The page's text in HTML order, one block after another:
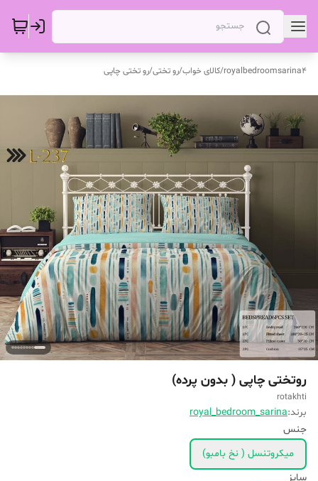
royalbedroomsarina4
/کالای خواب/رو تختی/رو تختی چاپی
روتختی چاپی ( بدون پرده)
rotakhti
برند:royal_bedroom_sarina
جنس
میکروتنسل ( نخ بامبو)
سایز